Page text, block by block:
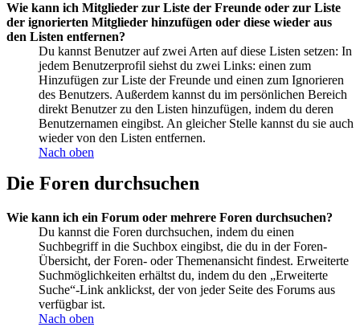
Wie kann ich Mitglieder zur Liste der Freunde oder zur Liste
der ignorierten Mitglieder hinzufügen oder diese wieder aus
den Listen entfernen?
Du kannst Benutzer auf zwei Arten auf diese Listen setzen: In
jedem Benutzerprofil siehst du zwei Links: einen zum
Hinzufügen zur Liste der Freunde und einen zum Ignorieren
des Benutzers. Außerdem kannst du im persönlichen Bereich
direkt Benutzer zu den Listen hinzufügen, indem du deren
Benutzernamen eingibst. An gleicher Stelle kannst du sie auch
wieder von den Listen entfernen.
Nach oben
Die Foren durchsuchen
Wie kann ich ein Forum oder mehrere Foren durchsuchen?
Du kannst die Foren durchsuchen, indem du einen
Suchbegriff in die Suchbox eingibst, die du in der Foren-
Übersicht, der Foren- oder Themenansicht findest. Erweiterte
Suchmöglichkeiten erhältst du, indem du den „Erweiterte
Suche“-Link anklickst, der von jeder Seite des Forums aus
verfügbar ist.
Nach oben